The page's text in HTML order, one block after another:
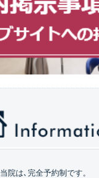
当院は､完全予約制です。